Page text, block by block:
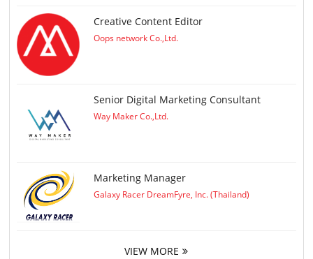
Creative Content Editor
Oops network Co.,Ltd.
Senior Digital Marketing Consultant
Way Maker Co.,Ltd.
Marketing Manager
Galaxy Racer DreamFyre, Inc. (Thailand)
VIEW MORE